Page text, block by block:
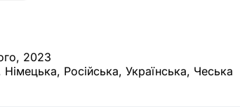
2023
Німецька, Російська, Українська, Чеська